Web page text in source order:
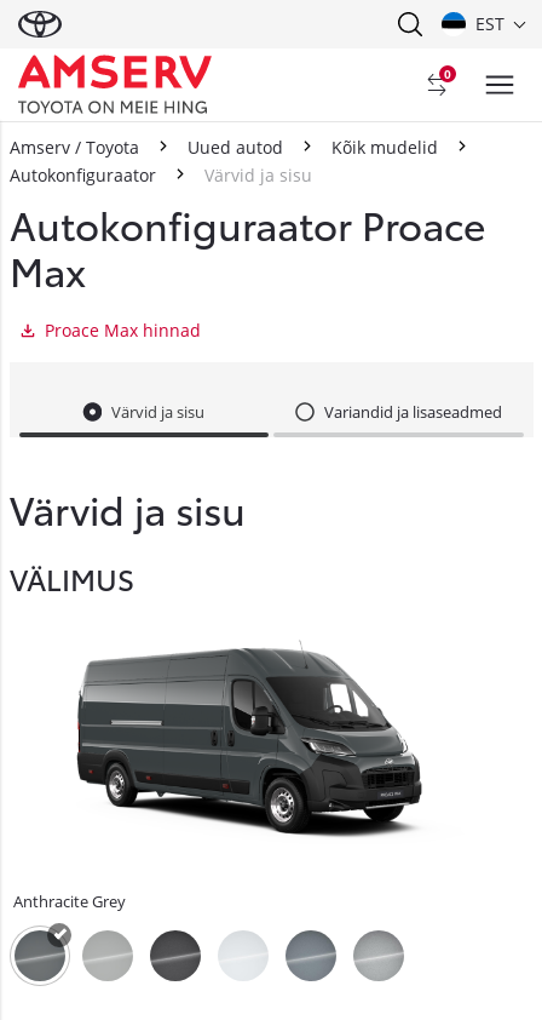
EST
0
Amserv / Toyota Uued autod
Kõik mudelid
Autokonfiguraator
Värvid ja sisu
Autokonfiguraator Proace
Max
Proace Max hinnad
Värvid ja sisu Variandid ja lisaseadmed
Värvid ja sisu
VÄLIMUS
Anthracite Grey